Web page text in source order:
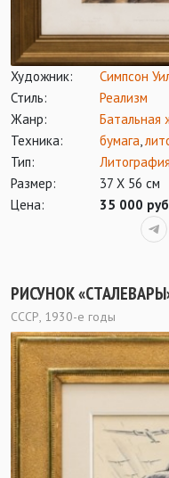
Художник:
Симпсон
Стиль:
Реализм
Жанр:
Батальная
Техника:
бумага,
Тип:
Литография
Размер:
37 Х 56 см
Цена:
35 000 руб
РИСУНОК
СССР, 1930-е годы